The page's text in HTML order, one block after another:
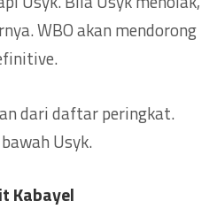
WBO akan mendorong
dari daftar peringkat.
Usyk.
Kabayel